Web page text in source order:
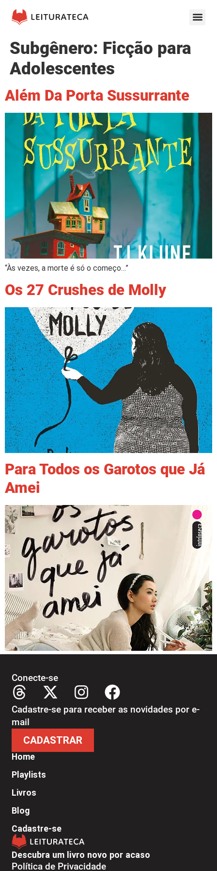
Subgênero: Ficção para
Adolescentes
Além Da Porta Sussurrante
“Às vezes, a morte é só o começo…”
Os 27 Crushes de Molly
Para Todos os Garotos que Já
Amei
Descubra um livro novo por acaso
Política de Privacidade
Home
Playlists
Livros
Blog
Cadastre-se
Conecte-se
Cadastre-se para receber as novidades por e-
mail
CADASTRAR